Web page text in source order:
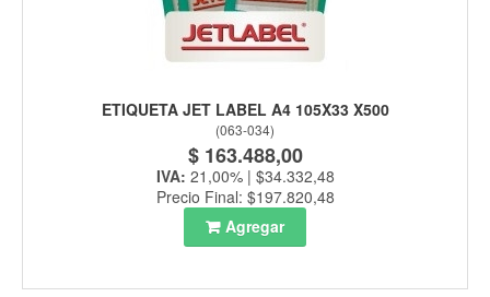
ETIQUETA JET LABEL A4 105X33 X500
(063-034)
$ 163.488,00
IVA: 21,00% | $34.332,48
Precio Final: $197.820,48
Agregar